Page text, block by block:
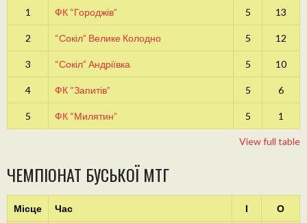
1 ФК “Городжів” 5 13
2 “Сокіл” Велике Колодно 5 12
3 “Сокіл” Андріївка 5 10
4 ФК “Запитів” 5 6
5 ФК “Милятин” 5 1
View full table
ЧЕМПІОНАТ БУСЬКОЇ МТГ
Місце Час І О